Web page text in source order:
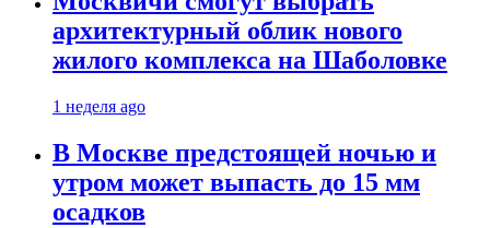
архитектурный облик нового
жилого комплекса на Шаболовке
1 неделя ago
В Москве предстоящей ночью и
утром может выпасть до 15 мм
осадков